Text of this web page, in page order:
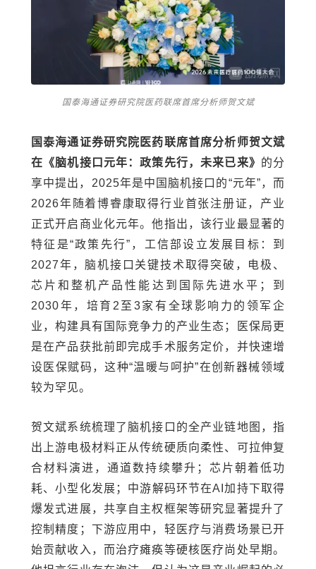
国泰海通证券研究院医药联席首席分析师贺文斌
国泰海通证券研究院医药联席首席分析师贺文斌
在《脑机接口元年：政策先行，未来已来》 的分
享中提出，2025年是中国脑机接口的“元年”，而
2026年随着博睿康取得行业首张注册证，产业
正式开启商业化元年。他指出，该行业最显著的
特征是“政策先行”，工信部设立发展目标：到
2027年，脑机接口关键技术取得突破，电极、
芯片和整机产品性能达到国际先进水平；到
2030年，培育2至3家有全球影响力的领军企
业，构建具有国际竞争力的产业生态；医保局更
是在产品获批前即完成手术服务定价，并快速增
设医保赋码，这种“温暖与呵护”在创新器械领域
较为罕见。
贺文斌系统梳理了脑机接口的全产业链地图，指
出上游电极材料正从传统硬质向柔性、可拉伸复
合材料演进，通道数持续攀升；芯片朝着低功
耗、小型化发展；中游解码环节在AI加持下取得
爆发式进展，共享自主权框架等研究显著提升了
控制精度；下游应用中，轻医疗与消费场景已开
始贡献收入，而治疗瘫痪等硬核医疗尚处早期。